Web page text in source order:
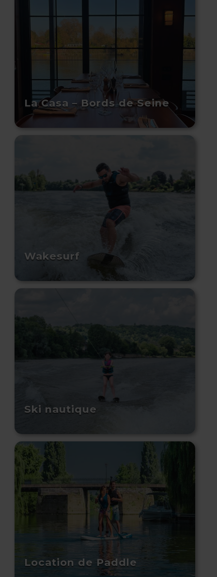
La Casa – Bords de Seine
Wakesurf
Ski nautique
Location de Paddle